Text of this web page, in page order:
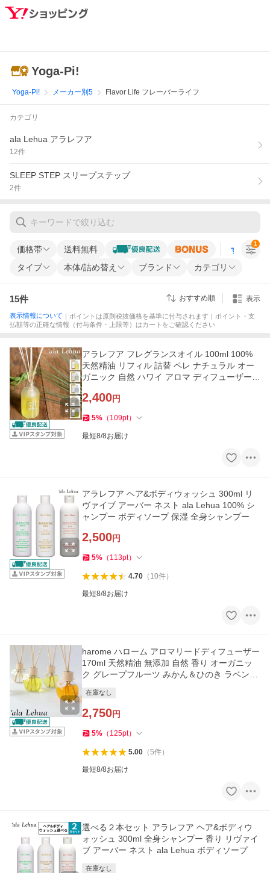
Yoga-Pi!
Yoga-Pi! メーカー別5 Flavor Life フレーバーライフ
カテゴリ
ala Lehua アラレフア
12件
SLEEP STEP スリープステップ
2件
価格帯 送料無料 すべての条
タイプ 本体/詰め替え ブランド カテゴリ
1
15件 おすすめ順 表示
表示情報について ｜ポイントは原則税抜価格を基準に付与されます｜ポイント・支
払額等の正確な情報（付与条件・上限等）はカートをご確認ください
アラレフア フレグランスオイル 100ml 100%
天然精油 リフィル 詰替 ペレ ナチュラル オー
ガニック 自然 ハワイ アロマ ディフューザー
2,400円
5% （ 109pt）
最短8/8お届け
アラレフア ヘア&ボディウォッシュ 300ml リ
ヴァイブ アーバー ネスト ala Lehua 100% シ
ャンプー ボディソープ 保湿 全身シャンプー
2,500円
5% （ 113pt）
4.70（ 10件）
最短8/8お届け
harome ハローム アロマリードディフューザー
170ml 天然精油 無添加 自然 香り オーガニッ
ク グレープフルーツ みかん＆ひのき ラベンダ
在庫なし
2,750円
5% （ 125pt）
5.00（5件）
最短8/8お届け
選べる２本セット アラレフア ヘア&ボディウ
ォッシュ 300ml 全身シャンプー 香り リヴァイ
ブ アーバー ネスト ala Lehua ボディソープ
在庫なし